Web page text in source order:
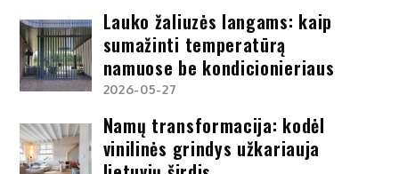
Lauko žaliuzės langams: kaip
sumažinti temperatūrą
namuose be kondicionieriaus
2026-05-27
Namų transformacija: kodėl
vinilinės grindys užkariauja